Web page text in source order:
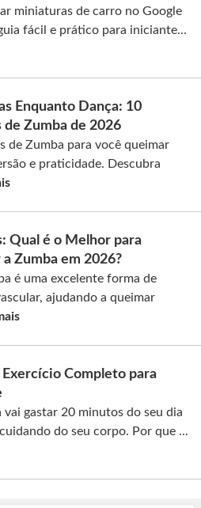
miniaturas de carro no Google
fácil e prático para iniciante...
Enquanto Dança: 10
de Zumba de 2026
de Zumba para você queimar
e praticidade. Descubra
Qual é o Melhor para
Zumba em 2026?
é uma excelente forma de
ajudando a queimar
Exercício Completo para
vai gastar 20 minutos do seu dia
do seu corpo. Por que ...